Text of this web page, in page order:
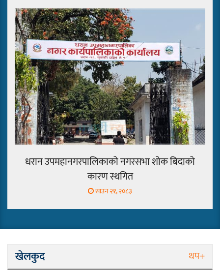
नहुने
मेजर श्रवणकुमार लिम्बू स्मृति
बास्केटबल पहिलो दिन
हिमालयन,हिमशिखर,डिपो र डीपीएस
विजयी
धरान उपमहानगरपालिकाको नगरसभा शोक बिदाको
कारण स्थगित
साउन २१, २०८३
खेलकुद थप+